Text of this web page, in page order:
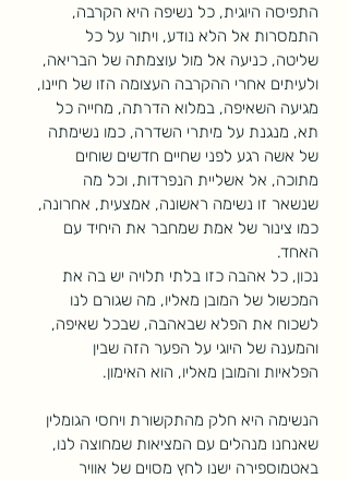
התפיסה היוגית, כל נשיפה היא הקרבה,
התמסרות אל הלא נודע, ויתור על כל
שליטה, כניעה אל מול עוצמתה של הבריאה,
ולעיתים אחרי ההקרבה העצומה הזו של חיינו,
מגיעה השאיפה, במלוא הדרתה, מחייה כל
תא, מנגנת על מיתרי השדרה, כמו נשימתה
של אשה רגע לפני שחיים חדשים שוחים
מתוכה, אל אשליית הנפרדות, וכל מה
שנשאר זו נשימה ראשונה, אמצעית, אחרונה,
כמו צינור של אמת שמחבר את היחיד עם
האחד.
נכון, כל אהבה כזו בלתי תלויה יש בה את
המכשול של המובן מאליו, מה שגורם לנו
לשכוח את הפלא שבאהבה, שבכל שאיפה,
והמענה של היוגי על הפער הזה שבין
הפלאיות והמובן מאליו, הוא האימון.
הנשימה היא חלק מהתקשורת ויחסי הגומלין
שאנחנו מנהלים עם המציאות שמחוצה לנו,
באטמוספירה ישנו לחץ מסוים של אוויר